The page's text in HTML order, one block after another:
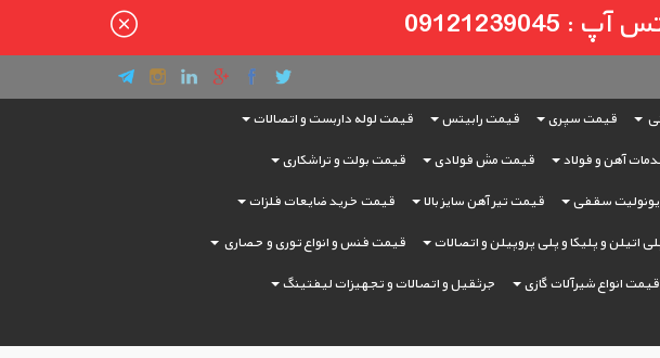
قیمت سپری قیمت رابیتس قیمت لوله داربست و اتصالات
آهن و فولاد قیمت مش فولادی قیمت بولت و تراشکاری
سقفی قیمت تیر آهن سایز بالا قیمت خرید ضایعات فلزات
اتیلن و پلیکا و پلی پروپیلن و اتصالات قیمت فنس و انواع توری و حصاری
قیمت انواع شیرآلات گازی جرثقیل و اتصالات و تجهیزات لیفتینگ